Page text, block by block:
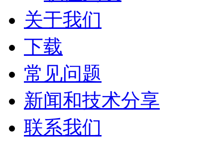
关于我们
下载
常见问题
新闻和技术分享
联系我们